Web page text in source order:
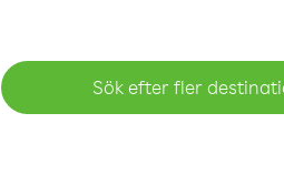
Sök efter fler